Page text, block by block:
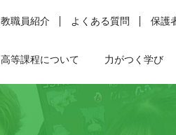
教職員紹介 よくある質問 保護
高等課程について 力がつく学び